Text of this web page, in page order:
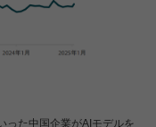
た中国企業がAIモデルを